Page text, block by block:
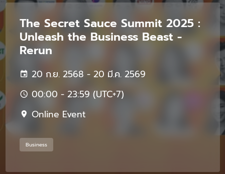
The Secret Sauce Summit 2025 :
Unleash the Business Beast -
Rerun
20 ก.ย. 2568 - 20 มี.ค. 2569
00:00 - 23:59 (UTC+7)
Online Event
Business